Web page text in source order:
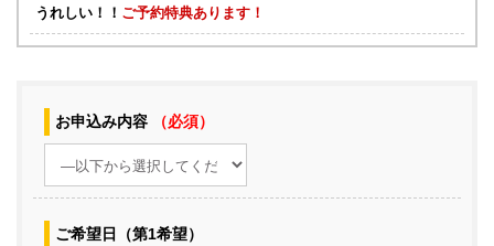
うれしい！！ ご予約特典あります！
お申込み内容 （必須）
ご希望日（第1希望）